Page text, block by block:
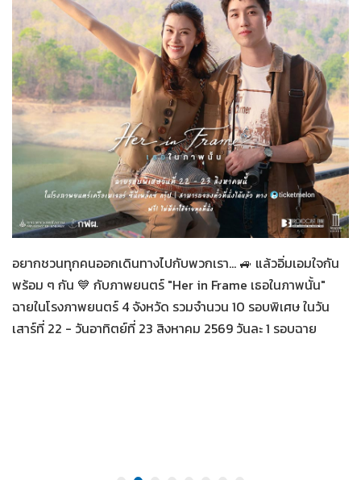
07-08-2569
Her in Frame เธอในภาพนั้น
อยากชวนทุกคนออกเดินทางไปกับพวกเรา... 🚙 แล้วอิ่มเอมใจกัน
พร้อม ๆ กัน 💙 กับภาพยนตร์ "Her in Frame เธอในภาพนั้น"
ฉายในโรงภาพยนตร์ 4 จังหวัด รวมจำนวน 10 รอบพิเศษ ในวัน
เสาร์ที่ 22 - วันอาทิตย์ที่ 23 สิงหาคม 2569 วันละ 1 รอบฉาย